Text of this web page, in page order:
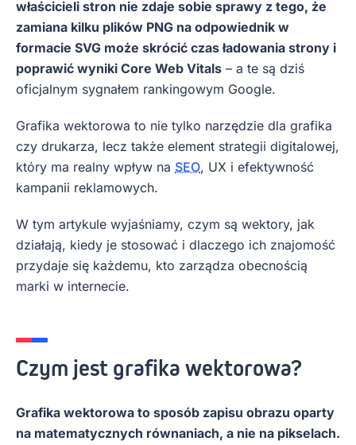
właścicieli stron nie zdaje sobie sprawy z tego, że
zamiana kilku plików PNG na odpowiednik w
formacie SVG może skrócić czas ładowania strony i
poprawić wyniki Core Web Vitals – a te są dziś
oficjalnym sygnałem rankingowym Google.
Grafika wektorowa to nie tylko narzędzie dla grafika
czy drukarza, lecz także element strategii digitalowej,
który ma realny wpływ na SEO, UX i efektywność
kampanii reklamowych.
W tym artykule wyjaśniamy, czym są wektory, jak
działają, kiedy je stosować i dlaczego ich znajomość
przydaje się każdemu, kto zarządza obecnością
marki w internecie.
Czym jest grafika wektorowa?
Grafika wektorowa to sposób zapisu obrazu oparty
na matematycznych równaniach, a nie na pikselach.